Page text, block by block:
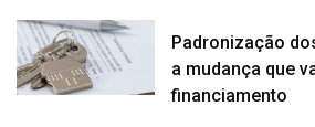
Padronização
a mudança que
financiamento